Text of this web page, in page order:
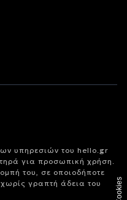
υπηρεσιών του hello.gr
για προσωπική χρήση.
του, σε οποιοδήποτε
γραπτή άδεια του
Cookies